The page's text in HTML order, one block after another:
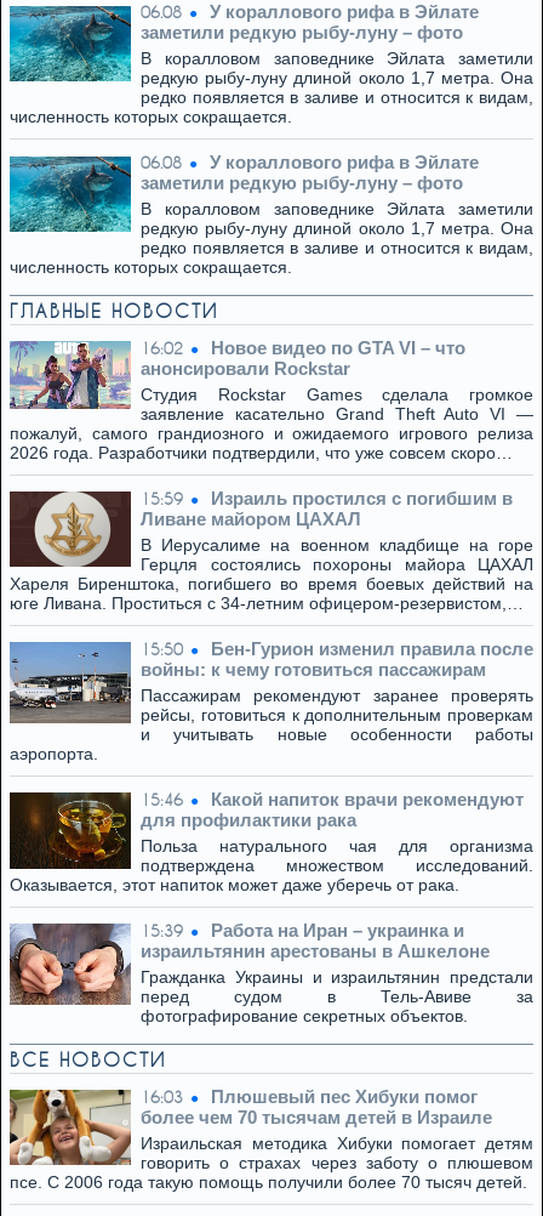
06.08
У кораллового рифа в Эйлате
заметили редкую рыбу-луну – фото
В коралловом заповеднике Эйлата заметили
редкую рыбу-луну длиной около 1,7 метра. Она
редко появляется в заливе и относится к видам,
численность которых сокращается.
06.08
У кораллового рифа в Эйлате
заметили редкую рыбу-луну – фото
В коралловом заповеднике Эйлата заметили
редкую рыбу-луну длиной около 1,7 метра. Она
редко появляется в заливе и относится к видам,
численность которых сокращается.
ГЛАВНЫЕ НОВОСТИ
16:02
Новое видео по GTA VI – что
анонсировали Rockstar
Студия Rockstar Games сделала громкое
заявление касательно Grand Theft Auto VI —
пожалуй, самого грандиозного и ожидаемого игрового релиза
2026 года. Разработчики подтвердили, что уже совсем скоро…
15:59
Израиль простился с погибшим в
Ливане майором ЦАХАЛ
В Иерусалиме на военном кладбище на горе
Герцля состоялись похороны майора ЦАХАЛ
Хареля Биренштока, погибшего во время боевых действий на
юге Ливана. Проститься с 34-летним офицером-резервистом,…
15:50
Бен-Гурион изменил правила после
войны: к чему готовиться пассажирам
Пассажирам рекомендуют заранее проверять
рейсы, готовиться к дополнительным проверкам
и учитывать новые особенности работы
аэропорта.
15:46
Какой напиток врачи рекомендуют
для профилактики рака
Польза натурального чая для организма
подтверждена множеством исследований.
Оказывается, этот напиток может даже уберечь от рака.
15:39
Работа на Иран – украинка и
израильтянин арестованы в Ашкелоне
Гражданка Украины и израильтянин предстали
перед судом в Тель-Авиве за
фотографирование секретных объектов.
ВСЕ НОВОСТИ
16:03
Плюшевый пес Хибуки помог
более чем 70 тысячам детей в Израиле
Израильская методика Хибуки помогает детям
говорить о страхах через заботу о плюшевом
псе. С 2006 года такую помощь получили более 70 тысяч детей.